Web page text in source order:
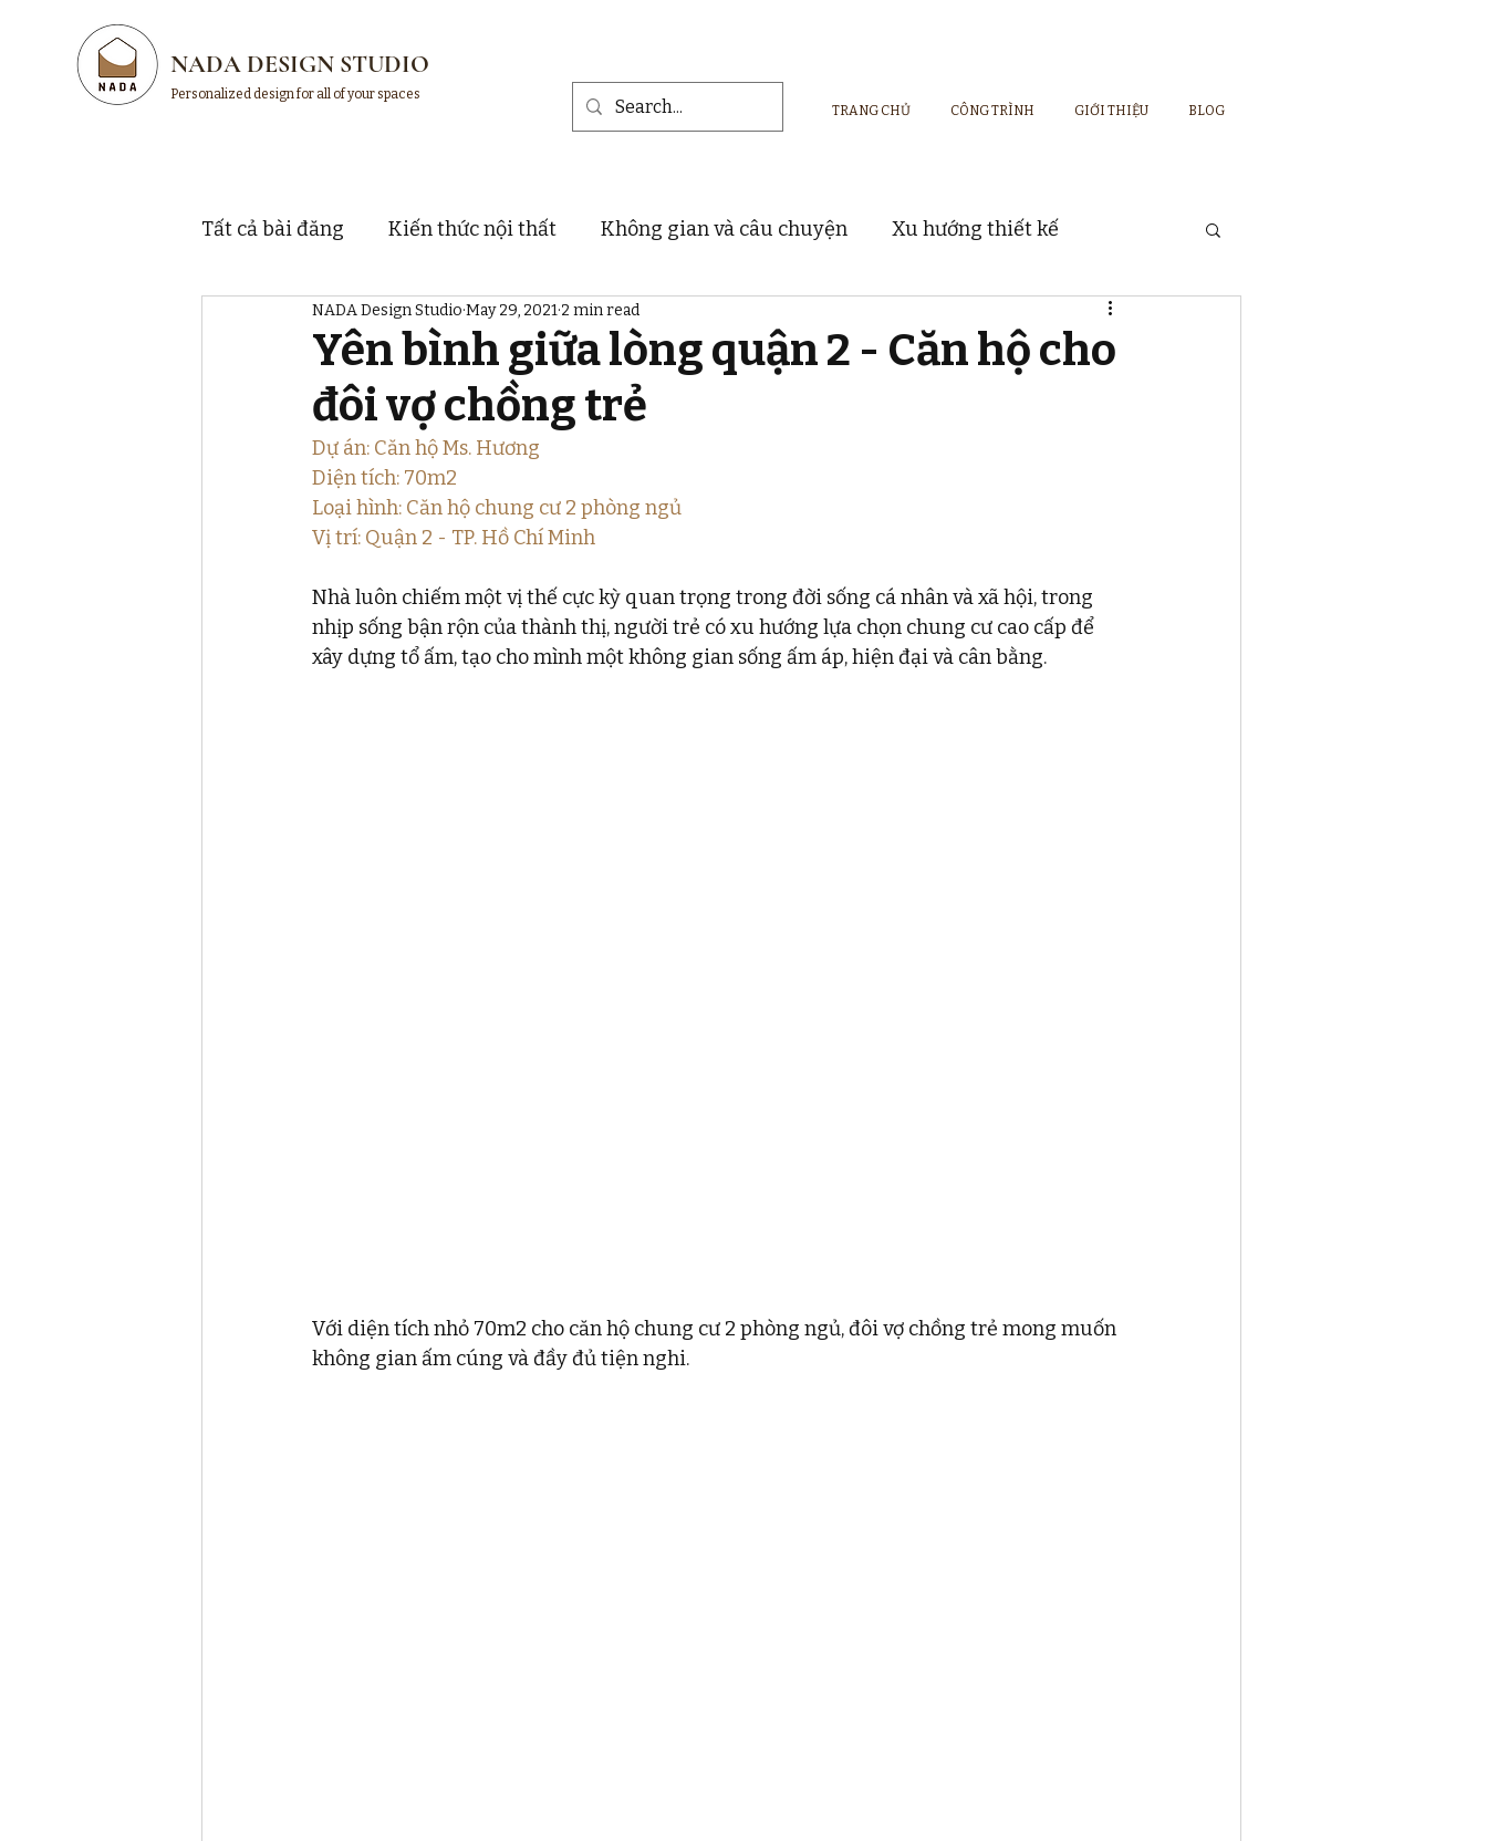
NADA DESIGN STUDIO
Personalized design for all of your spaces
TRANG CHỦ
CÔNG TRÌNH GIỚI THIỆU BLOG
Tất cả bài đăng Kiến thức nội thất Không gian và câu chuyện Xu hướng thiết kế
Thị trường và thương hiệu Vật liệu và sản phẩm nội thất
Yên bình giữa lòng quận 2 - Căn hộ cho
đôi vợ chồng trẻ
NADA Design Studio May 29, 2021 2 min read
Dự án: Căn hộ Ms. Hương
Diện tích: 70m2
Loại hình: Căn hộ chung cư 2 phòng ngủ
Vị trí: Quận 2 - TP. Hồ Chí Minh
Nhà luôn chiếm một vị thế cực kỳ quan trọng trong đời sống cá nhân và xã hội, trong
nhịp sống bận rộn của thành thị, người trẻ có xu hướng lựa chọn chung cư cao cấp để
xây dựng tổ ấm, tạo cho mình một không gian sống ấm áp, hiện đại và cân bằng.
Với diện tích nhỏ 70m2 cho căn hộ chung cư 2 phòng ngủ, đôi vợ chồng trẻ mong muốn
không gian ấm cúng và đầy đủ tiện nghi.